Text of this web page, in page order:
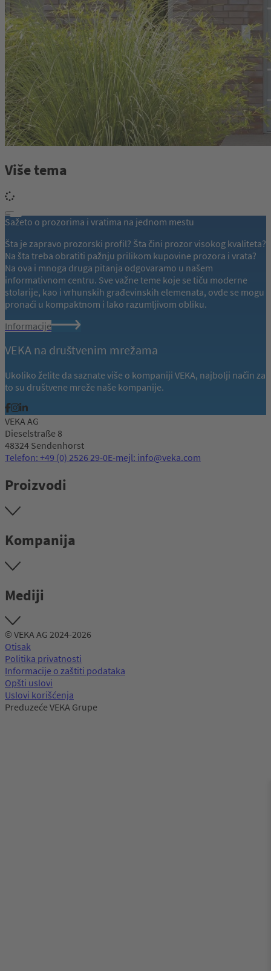
Više tema
Sažeto o prozorima i vratima na jednom mestu
Šta je zapravo prozorski profil? Šta čini prozor visokog kvaliteta?
Na šta treba obratiti pažnju prilikom kupovine prozora i vrata?
Na ova i mnoga druga pitanja odgovaramo u našem
informativnom centru. Sve važne teme koje se tiču moderne
stolarije, kao i vrhunskih građevinskih elemenata, ovde se mogu
pronaći u kompaktnom i lako razumljivom obliku.
Informacije
VEKA na društvenim mrežama
Ukoliko želite da saznate više o kompaniji VEKA, najbolji način za
to su društvene mreže naše kompanije.
VEKA AG
Dieselstraße 8
48324 Sendenhorst
Telefon: +49 (0) 2526 29-0E-mejl: info@veka.com
Proizvodi
Kompanija
Mediji
© VEKA AG 2024-2026
Otisak
Politika privatnosti
Informacije o zaštiti podataka
Opšti uslovi
Uslovi korišćenja
Preduzeće VEKA Grupe